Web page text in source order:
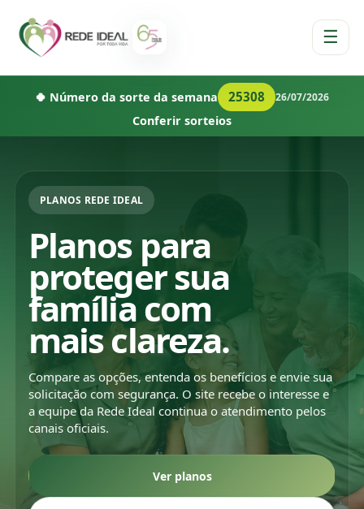
☰
🍀 Número da sorte da semana 25308 26/07/2026
Conferir sorteios
PLANOS REDE IDEAL
Planos para
proteger sua
família com
mais clareza.
Compare as opções, entenda os benefícios e envie sua
solicitação com segurança. O site recebe o interesse e
a equipe da Rede Ideal continua o atendimento pelos
canais oficiais.
Ver planos